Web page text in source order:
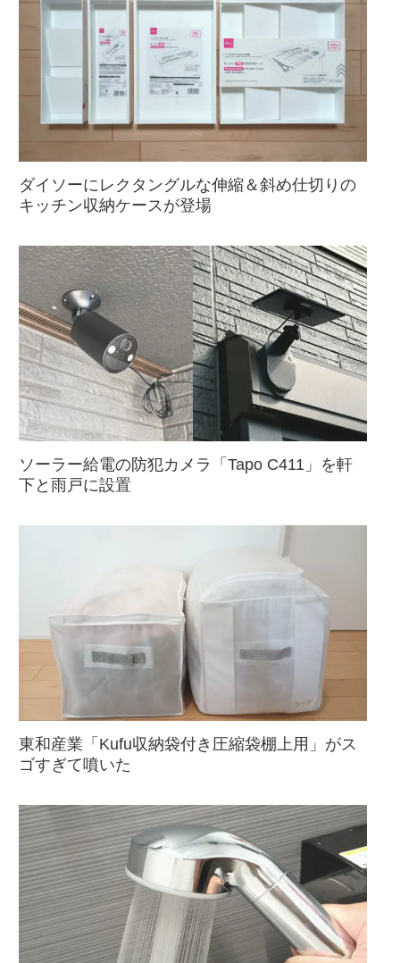
ダイソーにレクタングルな伸縮＆斜め仕切りの
キッチン収納ケースが登場
ソーラー給電の防犯カメラ「Tapo C411」を軒
下と雨戸に設置
東和産業「Kufu収納袋付き圧縮袋棚上用」がス
ゴすぎて噴いた